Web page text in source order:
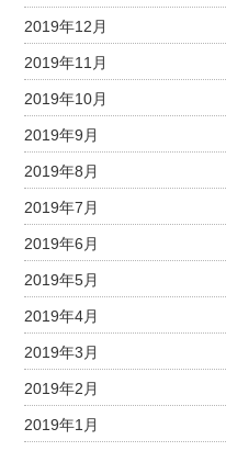
2019年12月
2019年11月
2019年10月
2019年9月
2019年8月
2019年7月
2019年6月
2019年5月
2019年4月
2019年3月
2019年2月
2019年1月